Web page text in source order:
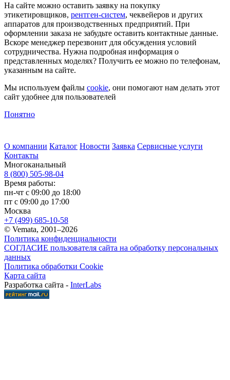
На сайте можно оставить заявку на покупку
этикетировщиков, рентген-систем, чеквейеров и других
аппаратов для производственных предприятий. При
оформлении заказа не забудьте оставить контактные данные.
Вскоре менеджер перезвонит для обсуждения условий
сотрудничества. Нужна подробная информация о
представленных моделях? Получить ее можно по телефонам,
указанным на сайте.
Мы используем файлы cookie, они помогают нам делать этот
сайт удобнее для пользователей
Понятно
О компании Каталог Новости Заявка Сервисные услуги
Контакты
Многоканальный
8 (800) 505-98-04
Время работы:
пн-чт с 09:00 до 18:00
пт с 09:00 до 17:00
Москва
+7 (499) 685-10-58
© Vemata, 2001–2026
Политика конфиденциальности
СОГЛАСИЕ пользователя сайта на обработку персональных
данных
Политика обработки Cookie
Карта сайта
Разработка сайта - InterLabs